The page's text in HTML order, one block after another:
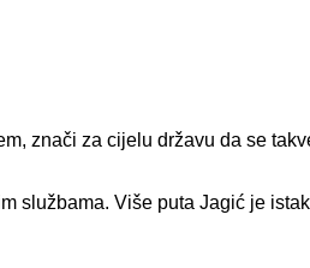
znači za cijelu državu da se
službama. Više puta Jagić je